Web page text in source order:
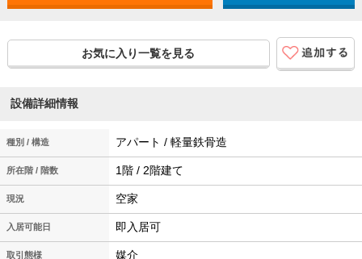
お気に入り一覧を見る
設備詳細情報
種別 / 構造 アパート / 軽量鉄骨造
所在階 / 階数 1階 / 2階建て
現況 空家
入居可能日 即入居可
取引態様 媒介